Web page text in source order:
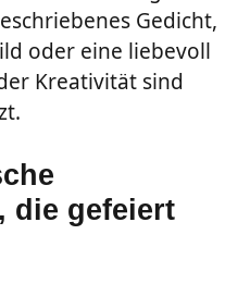
Gedicht,
oder eine liebevoll
Kreativität sind
die gefeiert